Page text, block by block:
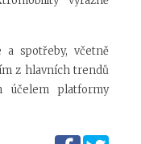
a spotřeby, včetně
z hlavních trendů
účelem platformy